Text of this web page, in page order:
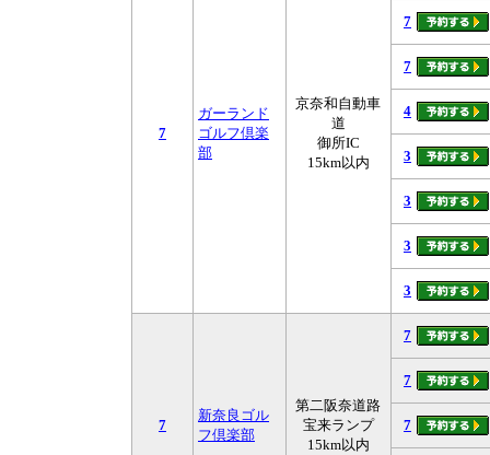
7
ガーランド
ゴルフ倶楽
部
京奈和自動車
道
御所IC
15km以内
7
7
4
3
3
3
3
7
新奈良ゴル
フ倶楽部
第二阪奈道路
宝来ランプ
15km以内
7
7
7